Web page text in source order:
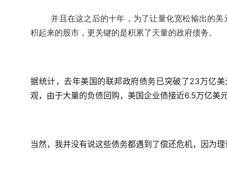
并且在这之后的十年，为了让量化宽松输出的
积起来的股市，更关键的是积累了天量的政府债务。
据统计，去年美国的联邦政府债务已突破了23万亿
观，由于大量的负债回购，美国企业债接近6.5万亿美
当然，我并没有说这些债务都遇到了偿还危机，因为